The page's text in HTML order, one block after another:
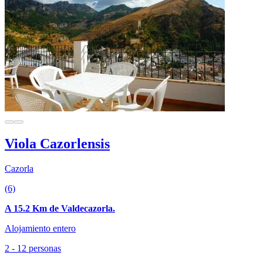
Viola Cazorlensis
Cazorla
(6)
A 15.2 Km de Valdecazorla.
Alojamiento entero
2 - 12 personas